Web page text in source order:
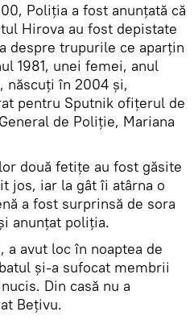
Poliția a fost anunțată că
Hirova au fost depistate
despre trupurile ce aparțin
1981, unei femei, anul
născuți în 2004 și,
pentru Sputnik ofițerul de
de Poliție, Mariana
două fetițe au fost găsite
jos, iar la gât îi atârna o
a fost surprinsă de sora
anunțat poliția.
a avut loc în noaptea de
și-a sufocat membrii
Din casă nu a
Bețivu.